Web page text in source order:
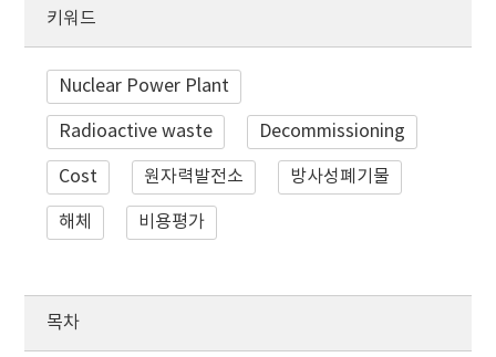
키워드
Nuclear Power Plant
Radioactive waste Decommissioning
Cost 원자력발전소 방사성폐기물
해체 비용평가
목차